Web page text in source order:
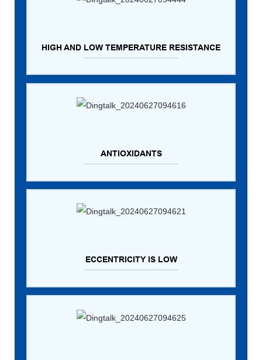
HIGH AND LOW TEMPERATURE RESISTANCE
ANTIOXIDANTS
ECCENTRICITY IS LOW